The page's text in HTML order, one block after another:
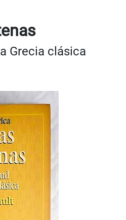
Grecia clásica